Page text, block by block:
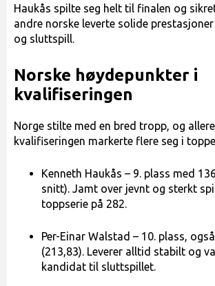
Haukås spilte seg helt til finalen og
andre norske leverte solide
og sluttspill.
Norske høydepunkter i
kvalifiseringen
Norge stilte med en bred tropp, og
kvalifiseringen markerte flere seg i
Kenneth Haukås – 9. plass med
snitt). Jamt over jevnt og sterkt
toppserie på 282.
Per-Einar Walstad – 10. plass,
(213,83). Leverer alltid stabilt og
kandidat til sluttspillet.